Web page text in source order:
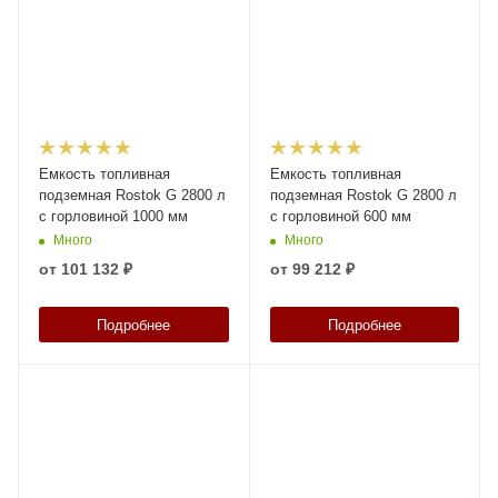
Емкость топливная
подземная Rostok G 2800 л
с горловиной 1000 мм
Много
от 101 132 ₽
Подробнее
Емкость топливная
подземная Rostok G 2800 л
с горловиной 600 мм
Много
от 99 212 ₽
Подробнее